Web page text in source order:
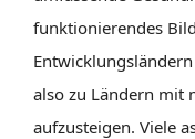
funktionierendes
also zu Ländern mit
aufzusteigen. Viele